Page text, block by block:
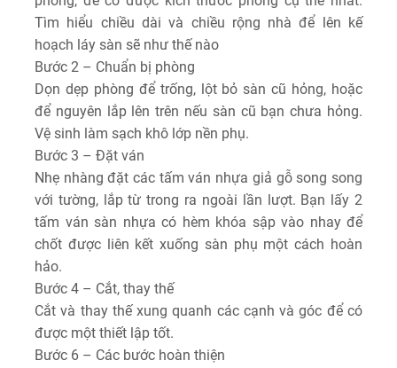
Tìm hiểu chiều dài và chiều rộng nhà để lên kế
hoạch láy sàn sẽ như thế nào
Bước 2 – Chuẩn bị phòng
Dọn dẹp phòng để trống, lột bỏ sàn cũ hỏng, hoặc
để nguyên lắp lên trên nếu sàn cũ bạn chưa hỏng.
Vệ sinh làm sạch khô lớp nền phụ.
Bước 3 – Đặt ván
Nhẹ nhàng đặt các tấm ván nhựa giả gỗ song song
với tường, lắp từ trong ra ngoài lần lượt. Bạn lấy 2
tấm ván sàn nhựa có hèm khóa sập vào nhay để
chốt được liên kết xuống sàn phụ một cách hoàn
hảo.
Bước 4 – Cắt, thay thế
Cắt và thay thế xung quanh các cạnh và góc để có
được một thiết lập tốt.
Bước 6 – Các bước hoàn thiện